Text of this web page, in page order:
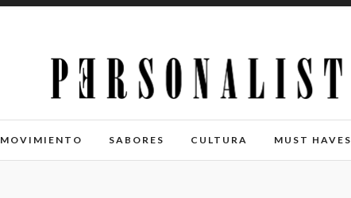
MOVIMIENTO SABORES CULTURA MUST HAVES